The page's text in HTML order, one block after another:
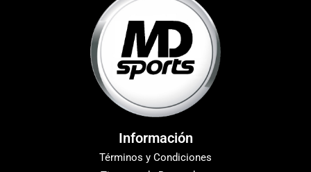
Información
Términos y Condiciones